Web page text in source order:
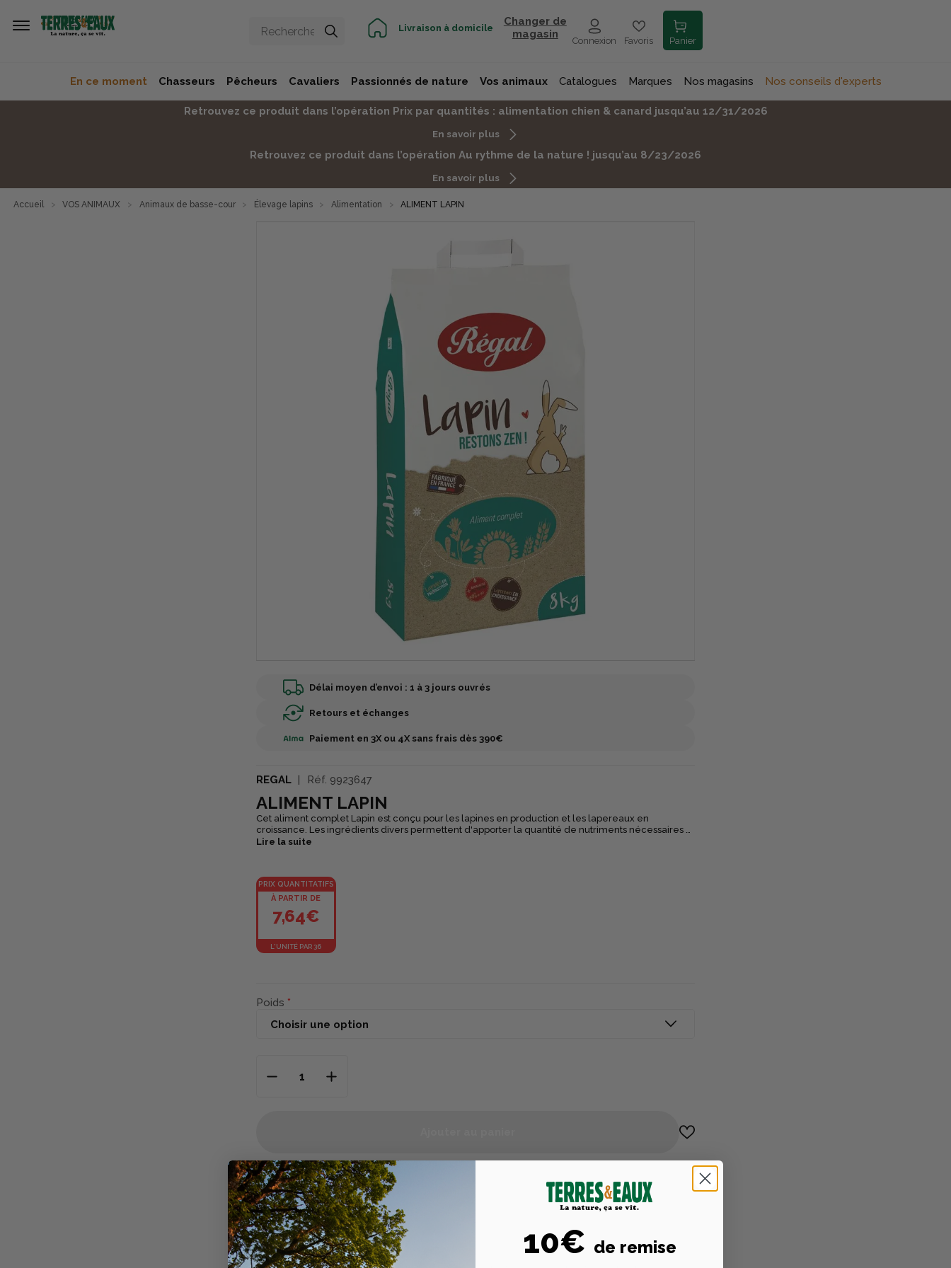
Livraison à domicile
Changer de
magasin
Connexion Favoris Panier
En ce moment Chasseurs Pêcheurs Cavaliers Passionnés de nature Vos animaux Catalogues Marques Nos magasins Nos conseils d'experts
Retrouvez ce produit dans l’opération Prix par quantités : alimentation chien & canard jusqu’au 12/31/2026
En savoir plus
Retrouvez ce produit dans l’opération Au rythme de la nature ! jusqu’au 8/23/2026
En savoir plus
Accueil VOS ANIMAUX Animaux de basse-cour Élevage lapins Alimentation ALIMENT LAPIN
Délai moyen d’envoi : 1 à 3 jours ouvrés
Retours et échanges
Paiement en 3X ou 4X sans frais dès 390€
REGAL Réf. 9923647
ALIMENT LAPIN
Cet aliment complet Lapin est conçu pour les lapines en production et les lapereaux en
croissance. Les ingrédients divers permettent d'apporter la quantité de nutriments nécessaires et
une quantité importante de fibres. Pour plus de saveur et d'appétence, l'aliment est aromatisé au
l'aliment favorisent la digestion et les graines de lin sont source d'Omega 3.
Lire la suite
PRIX QUANTITATIFS
À PARTIR DE
7,64€
L'UNITÉ PAR 36
Poids
Caractéristiques techniques
Description
10€ de remise